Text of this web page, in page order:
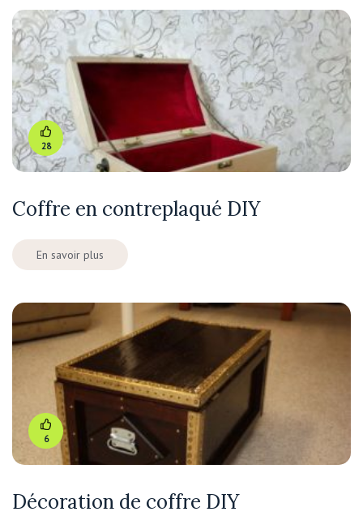
28
Coffre en contreplaqué DIY
En savoir plus
6
Décoration de coffre DIY